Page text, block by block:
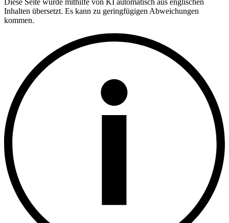
Diese Seite wurde mithilfe von KI automatisch aus englischen
Inhalten übersetzt. Es kann zu geringfügigen Abweichungen
kommen.